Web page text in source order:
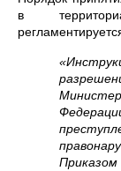
в